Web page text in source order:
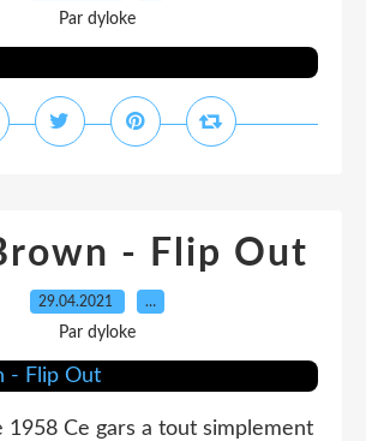
Par dyloke
- Flip Out
29.04.2021 …
Par dyloke
1958 Ce gars a tout simplement